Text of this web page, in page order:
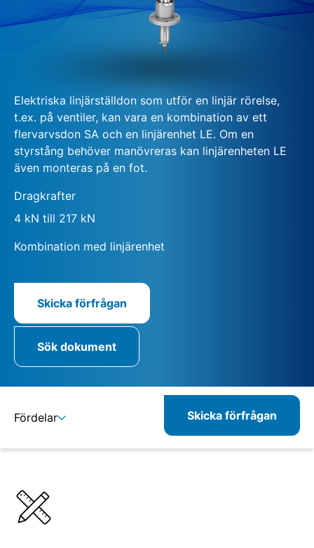
Elektriska linjärställdon som utför en linjär rörelse,
t.ex. på ventiler, kan vara en kombination av ett
flervarvsdon SA och en linjärenhet LE. Om en
styrstång behöver manövreras kan linjärenheten LE
även monteras på en fot.
Dragkrafter
4 kN till 217 kN
Kombination med linjärenhet
Skicka förfrågan
Sök dokument
Fördelar
Kombinerbara produkter
Skicka förfrågan